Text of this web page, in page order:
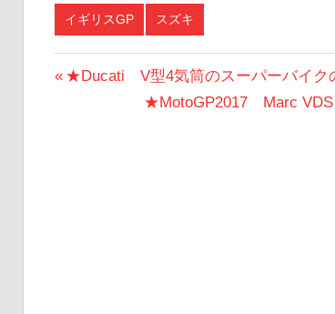
イギリスGP スズキ
投
前
★Ducati V型4気筒のスーパーバイク
次
★MotoGP2017 Marc VDS